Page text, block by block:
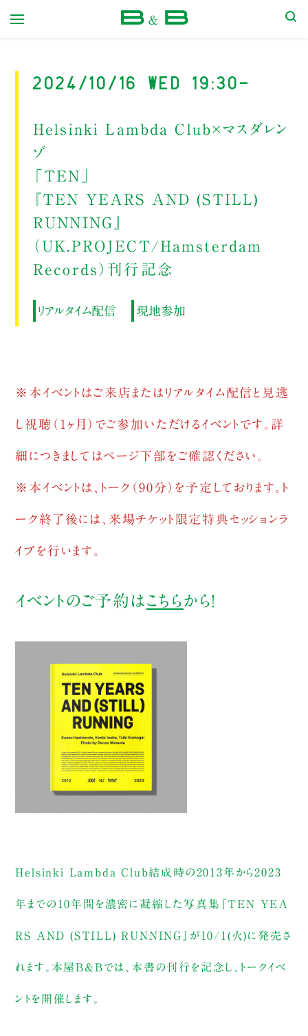
2024/10/16 Wed 19:30-
Helsinki Lambda Club×マスダレン
ゾ
「TEN」
『TEN YEARS AND (STILL)
RUNNING』
（UK.PROJECT/Hamsterdam
Records）刊行記念
リアルタイム配信 現地参加
※本イベントはご来店またはリアルタイム配信と見逃
し視聴（1ヶ月）でご参加いただけるイベントです。詳
細につきましてはページ下部をご確認ください。
※本イベントは、トーク（90分）を予定しております。ト
ーク終了後には、来場チケット限定特典セッションラ
イブを行います。
イベントのご予約は こちらから！
Helsinki Lambda Club結成時の2013年から2023
年までの10年間を濃密に凝縮した写真集『TEN YEA
RS AND (STILL) RUNNING』が10/1(火)に発売さ
れます。本屋B&Bでは、本書の刊行を記念し、トークイベ
ントを開催します。